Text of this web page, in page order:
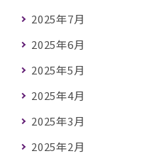
2025年7月
2025年6月
2025年5月
2025年4月
2025年3月
2025年2月